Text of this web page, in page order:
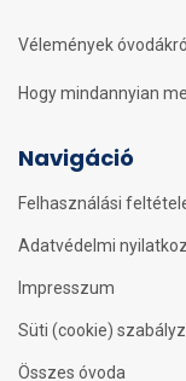
Vélemények óvodákról.
Hogy mindannyian
Navigáció
Felhasználási
Adatvédelmi
Impresszum
Süti (cookie)
Összes óvoda